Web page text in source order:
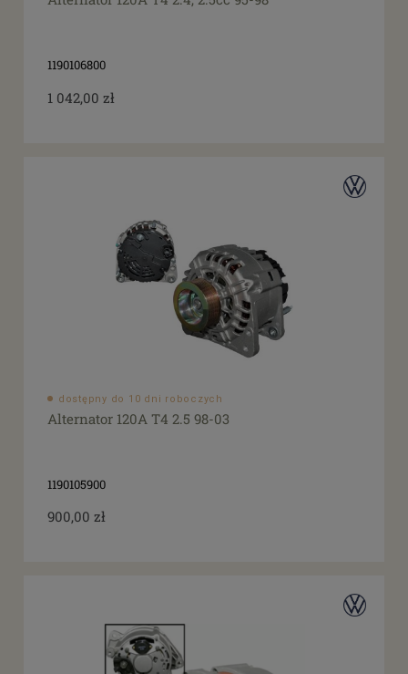
1190106800
1 042,00 zł
dostępny do 10 dni roboczych
Alternator 120A T4 2.5 98-03
1190105900
900,00 zł